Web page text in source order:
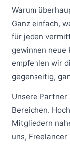
Warum
Ganz einfach,
für jeden
gewinnen neue
empfehlen wir
gegenseitig,
Unsere Partner
Bereichen.
Mitgliedern
uns, Freelancer